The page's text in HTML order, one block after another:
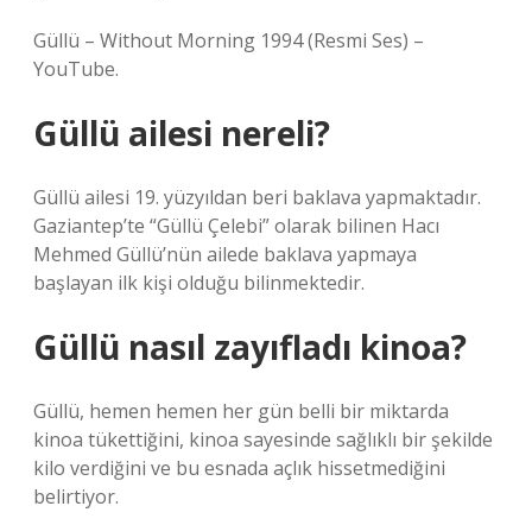
Güllü – Without Morning 1994 (Resmi Ses) –
YouTube.
Güllü ailesi nereli?
Güllü ailesi 19. yüzyıldan beri baklava yapmaktadır.
Gaziantep’te “Güllü Çelebi” olarak bilinen Hacı
Mehmed Güllü’nün ailede baklava yapmaya
başlayan ilk kişi olduğu bilinmektedir.
Güllü nasıl zayıfladı kinoa?
Güllü, hemen hemen her gün belli bir miktarda
kinoa tükettiğini, kinoa sayesinde sağlıklı bir şekilde
kilo verdiğini ve bu esnada açlık hissetmediğini
belirtiyor.